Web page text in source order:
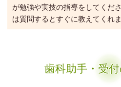
が勉強や実技の指導をしてくだ
は質問するとすぐに教えてくれま
歯科助手・受